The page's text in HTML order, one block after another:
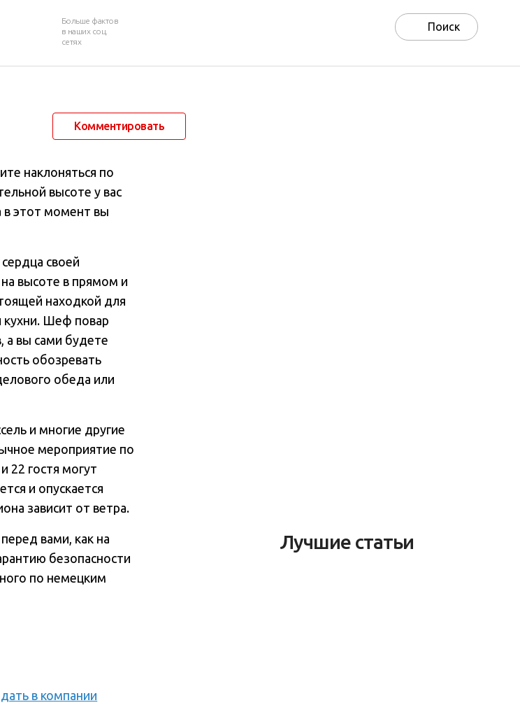
Больше фактов
в наших соц.
сетях
Комментировать
наклоняться по
высоте у вас
в этот момент вы
своей
высоте в прямом и
находкой для
Шеф повар
а вы сами будете
обозревать
обеда или
и многие другие
мероприятие по
22 гостя могут
и опускается
зависит от ветра.
вами, как на
безопасности
по немецким
в компании
Лучшие статьи